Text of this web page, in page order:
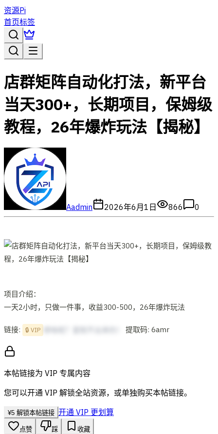
资源Pi
首页标签
店群矩阵自动化打法，新平台
当天300+，长期项目，保姆级
教程，26年爆炸玩法【揭秘】
Aadmin 2026年6月1日 866 0
项目介绍：
一天2小时，只做一件事，收益300-500，26年爆炸玩法
链接: 🔒 VIP 提取码: 6amr
本帖链接为 VIP 专属内容
您可以开通 VIP 解锁全站资源，或单独购买本帖链接。
¥5 解锁本帖链接 开通 VIP 更划算
点赞 踩 收藏